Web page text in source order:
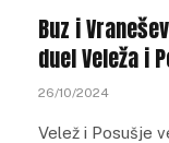
Buz i
duel Veleža i
26/10/2024
Velež i Posušje